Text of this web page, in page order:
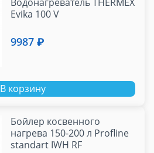
Evika 100 V
9987 ₽
В корзину
Бойлер косвенного
нагрева 150-200 л Profline
standart IWH RF